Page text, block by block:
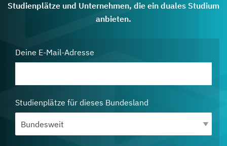
Studienplätze und Unternehmen, die ein duales Studium
anbieten.
Deine E-Mail-Adresse
Studienplätze für dieses Bundesland